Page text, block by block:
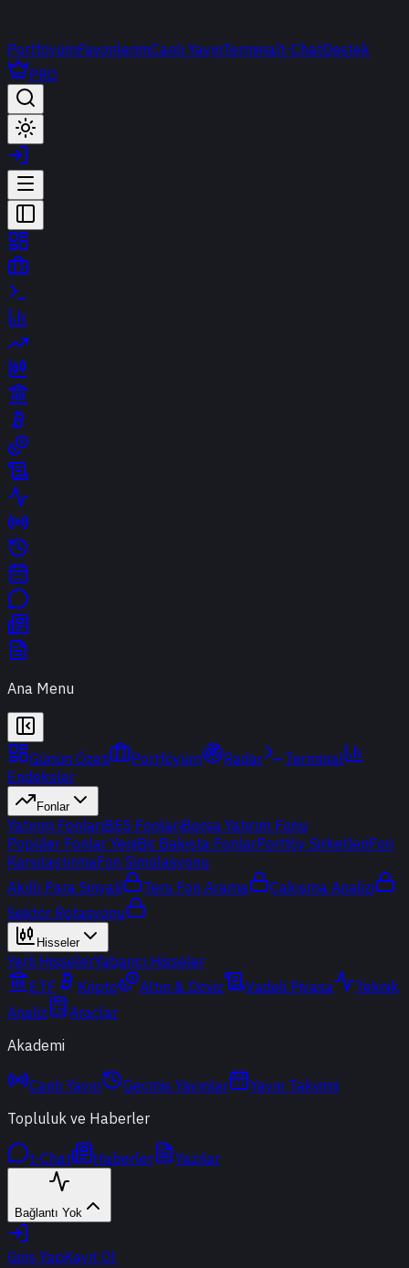
PortföyümFavorilerimCanlı YayınTerminalt-ChatDestek
PRO
Ana Menu
Günün Özeti Portföyüm Radar
Terminal
Endeksler
Fonlar
Yatırım FonlarıBES FonlarıBorsa Yatırım Fonu
Popüler Fonlar YeniBir Bakışta FonlarPortföy ŞirketleriFon
KarşılaştırmaFon Simülasyonu
Akıllı Para Sinyali
Ters Fon Arama
Çakışma Analizi
Sektör Rotasyonu
Hisseler
Yerli HisselerYabancı Hisseler
ETF
Kripto Altın & Döviz Vadeli Piyasa
Teknik
Analiz
Araçlar
Akademi
Canlı Yayın Geçmiş Yayınlar
Yayın Takvimi
Topluluk ve Haberler
t-Chat Haberler Yazılar
Bağlantı Yok
Giriş YapKayıt Ol